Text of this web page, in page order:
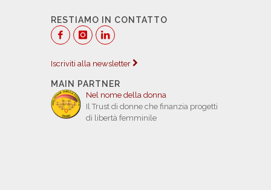
RESTIAMO IN CONTATTO
Iscriviti alla newsletter
MAIN PARTNER
Nel nome della donna
Il Trust di donne che finanzia progetti
di libertà femminile